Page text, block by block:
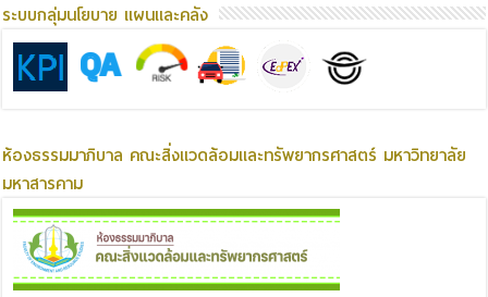
ระบบกลุ่มนโยบาย แผนและคลัง
ห้องธรรมมาภิบาล คณะสิ่งแวดล้อมและทรัพยากรศาสตร์ มหาวิทยาลัย
มหาสารคาม